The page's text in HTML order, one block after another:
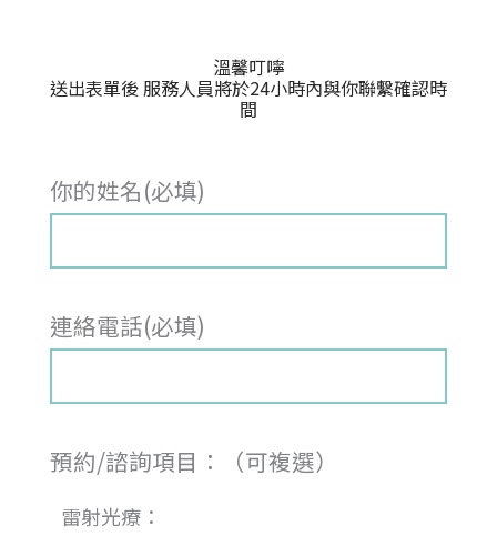
溫馨叮嚀
送出表單後 服務人員將於24小時內與你聯繫確認時
間
你的姓名(必填)
連絡電話(必填)
預約/諮詢項目：（可複選）
雷射光療：